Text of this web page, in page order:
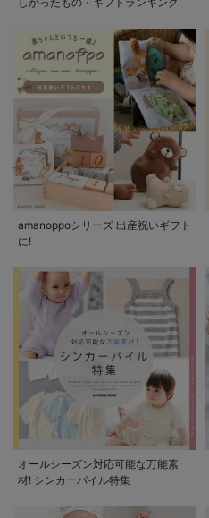
amanoppoシリーズ 出産祝いギフト
に!
オールシーズン対応可能な万能素
材! シンカーパイル特集